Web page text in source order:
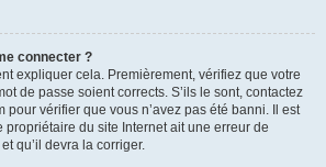
connecter ?
expliquer cela. Premièrement, vérifiez que votre
de passe soient corrects. S’ils le sont, contactez
pour vérifier que vous n’avez pas été banni. Il est
du site Internet ait une erreur de
qu’il devra la corriger.